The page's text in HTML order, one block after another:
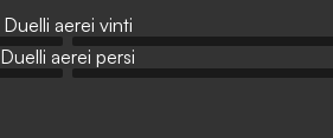
Duelli aerei vinti
Duelli aerei persi